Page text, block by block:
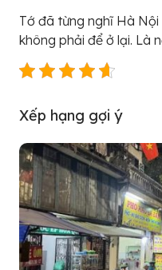
Tớ đã từng nghĩ Hà
không phải để ở lại. Là
Xếp hạng gợi ý